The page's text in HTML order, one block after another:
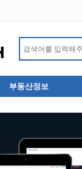
부동산정보